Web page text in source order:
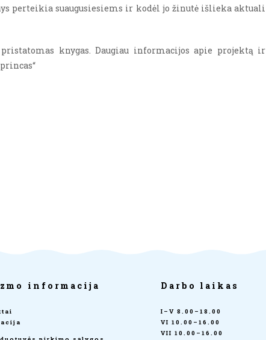
perteikia suaugusiesiems ir kodėl jo žinutė išlieka aktuali
knygas. Daugiau informacijos apie projektą ir
informacija Darbo laikas
I–V 8.00–18.00
VI 10.00–16.00
VII 10.00–16.00